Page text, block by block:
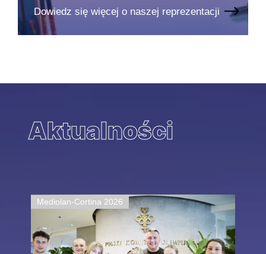
Dowiedz się więcej o naszej reprezentacji
Aktualności
Mediolan-Cortina 2026